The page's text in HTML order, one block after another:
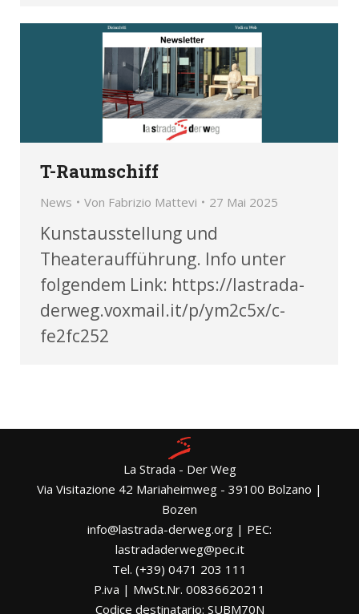
T-Raumschiff
News Von Fabrizio Mattevi 27 Mai 2025
Kunstausstellung und
Theateraufführung. Info unter
folgendem Link: https://lastrada-
derweg.voxmail.it/p/ym2c5x/c-
fe2fc252
La Strada - Der Weg
Via Visitazione 42 Mariaheimweg - 39100 Bolzano |
Bozen
info@lastrada-derweg.org | PEC:
lastradaderweg@pec.it
Tel. (+39) 0471 203 111
P.iva | MwSt.Nr. 00836620211
Codice destinatario: SUBM70N